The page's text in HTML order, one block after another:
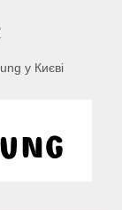
у Києві